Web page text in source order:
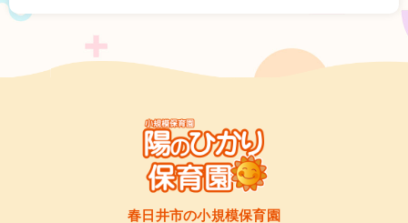
春日井市の小規模保育園